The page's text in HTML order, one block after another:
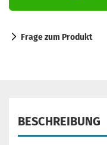
Frage zum Produkt
BESCHREIBUNG